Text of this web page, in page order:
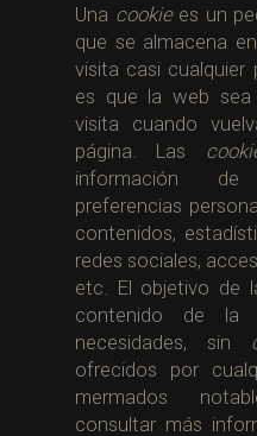
Una cookiees un
que se almacena
visita casi cualquier
es que la web
visita cuando
página. Las
información
preferencias
contenidos,
redes sociales,
etc. El objetivo de
contenido de
necesidades, sin
ofrecidos por
mermados
consultar más